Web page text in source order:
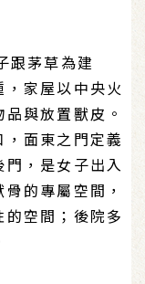
跟茅草為建
家屋以中央火
與放置獸皮。
面東之門定義
，是女子出入
的專屬空間，
空間；後院多